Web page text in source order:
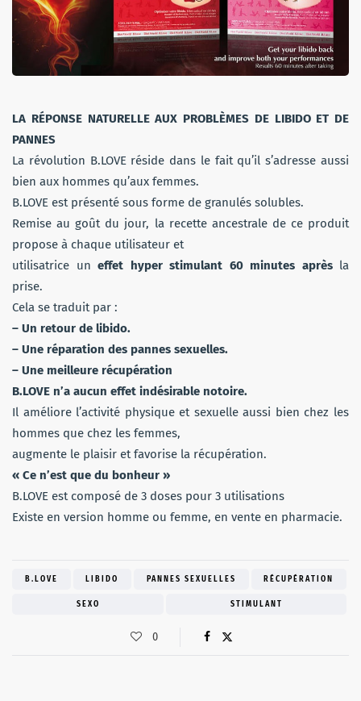
LA RÉPONSE NATURELLE AUX PROBLÈMES DE LIBIDO ET DE
PANNES
La révolution B.LOVE réside dans le fait qu’il s’adresse aussi
bien aux hommes qu’aux femmes.
B.LOVE est présenté sous forme de granulés solubles.
Remise au goût du jour, la recette ancestrale de ce produit
propose à chaque utilisateur et
utilisatrice un effet hyper stimulant 60 minutes aprèsla
prise.
Cela se traduit par :
– Un retour de libido.
– Une réparation des pannes sexuelles.
– Une meilleure récupération
B.LOVE n’a aucun effet indésirable notoire.
Il améliore l’activité physique et sexuelle aussi bien chez les
hommes que chez les femmes,
augmente le plaisir et favorise la récupération.
« Ce n’est que du bonheur »
B.LOVE est composé de 3 doses pour 3 utilisations
Existe en version homme ou femme, en vente en pharmacie.
B.LOVE LIBIDO PANNES SEXUELLES RÉCUPÉRATION
SEXO STIMULANT
0